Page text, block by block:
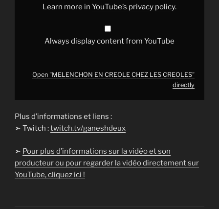
Learn more in YouTube’s privacy policy.
Always display content from YouTube
Open "MELENCHON EN CREOLE CHEZ LES CREOLES"
directly
Plus d’informations et liens :
➢ Twitch :twitch.tv/ganeshdeux
➢ Pour plus d’informations sur la vidéo et son
producteur ou pour regarder la vidéo directement sur
YouTube, cliquez ici !